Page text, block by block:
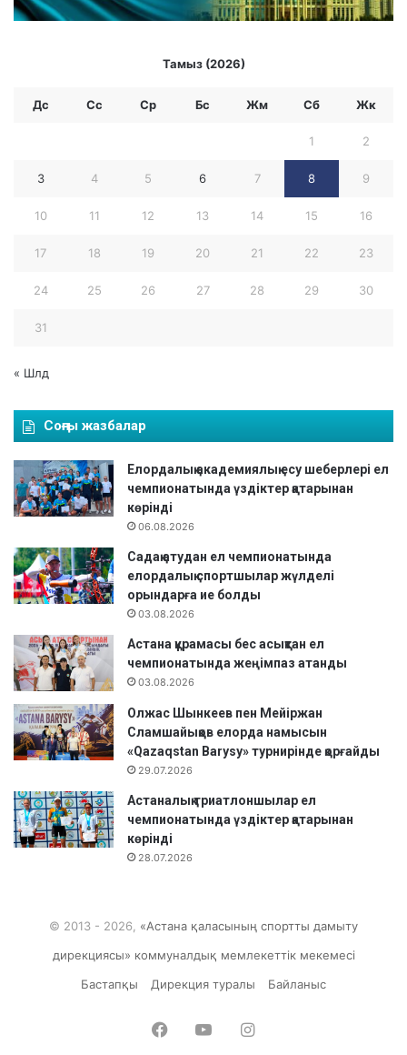
Тамыз (2026)
Дс Сс Ср Бc Жм Сб Жк
1 2
3 4 5 6 7 8 9
10 11 12 13 14 15 16
17 18 19 20 21 22 23
24 25 26 27 28 29 30
31
« Шлд
Соңғы жазбалар
Елордалық академиялық есу шеберлері ел
чемпионатында үздіктер қатарынан
көрінді
06.08.2026
Садақ атудан ел чемпионатында
елордалық спортшылар жүлделі
орындарға ие болды
03.08.2026
Астана құрамасы бес асықтан ел
чемпионатында жеңімпаз атанды
03.08.2026
Олжас Шынкеев пен Мейіржан
Сламшайықов елорда намысын
«Qazaqstan Barysy» турнирінде қорғайды
29.07.2026
Астаналық триатлоншылар ел
чемпионатында үздіктер қатарынан
көрінді
28.07.2026
© 2013 - 2026, «Астана қаласының спортты дамыту
дирекциясы» коммуналдық мемлекеттік мекемесі
Бастапқы
Дирекция туралы Байланыс
FacebookYouTubeInstagram